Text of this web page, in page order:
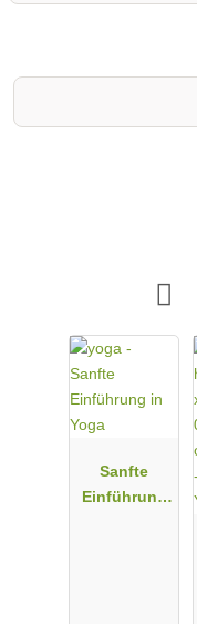
Sanfte
Einführung